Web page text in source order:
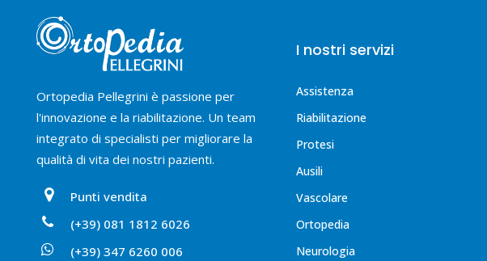
Ortopedia Pellegrini è passione per
l'innovazione e la riabilitazione. Un team
integrato di specialisti per migliorare la
qualità di vita dei nostri pazienti.
Punti vendita
(+39) 081 1812 6026
(+39) 347 6260 006
I nostri servizi
Assistenza
Riabilitazione
Protesi
Ausili
Vascolare
Ortopedia
Neurologia